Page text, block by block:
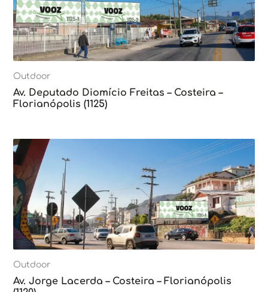
Outdoor
Av. Deputado Diomício Freitas – Costeira –
Florianópolis (1125)
Outdoor
Av. Jorge Lacerda – Costeira – Florianópolis